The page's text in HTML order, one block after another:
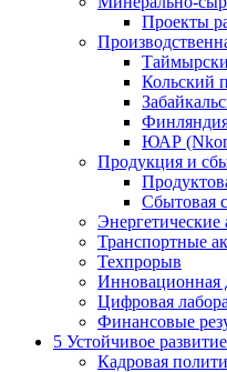
Проекты
Кольский
ЮАР
Продукция и
Сбытовая
Энергетические
Транспортные
Техпрорыв
Инновационная
Цифровая
Финансовые
5 Устойчивое развитие
Кадровая